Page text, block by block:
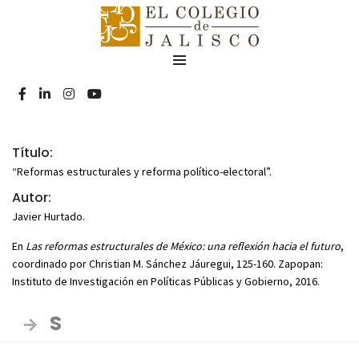
R
Título:
“Reformas estructurales y reforma político-electoral”.
Autor:
Javier Hurtado.
En Las reformas estructurales de México: una reflexión hacia el futuro,
coordinado por Christian M. Sánchez Jáuregui, 125-160. Zapopan:
Instituto de Investigación en Políticas Públicas y Gobierno, 2016.
S